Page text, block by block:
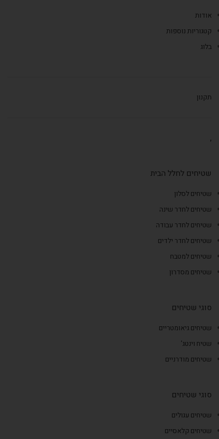
אודות
קטגוריות נוספות
בלוג
תקנון
,
שטיחים לחלל הבית
שטיחים לסלון
שטיחים לחדר שינה
שטיחים לחדר עבודה
שטיחים לחדר ילדים
שטיחים למטבח
שטיחים מסדרון
סוגי שטיחים
שטיחים גיאומטריים
שטיח וינטג'
שטיחים מודרניים
סוגי שטיחים
שטיחים עגולים
שטיחים קלאסיים